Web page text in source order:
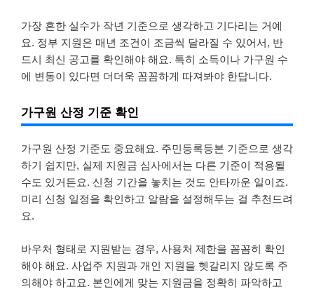
가장 흔한 실수가 작년 기준으로 생각하고 기다리는 거예
요. 정부 지원은 매년 조건이 조금씩 달라질 수 있어서, 반
드시 최신 공고를 확인해야 해요. 특히 소득이나 가구원 수
에 변동이 있다면 더더욱 꼼꼼하게 따져봐야 한답니다.
가구원 산정 기준 확인
가구원 산정 기준도 중요해요. 주민등록등본 기준으로 생각
하기 쉽지만, 실제 지원금 심사에서는 다른 기준이 적용될
수도 있거든요. 신청 기간을 놓치는 것도 안타까운 일이죠.
미리 신청 일정을 확인하고 알람을 설정해두는 걸 추천드려
요.
바우처 형태로 지원받는 경우, 사용처 제한을 꼼꼼히 확인
해야 해요. 사업주 지원과 개인 지원을 헷갈리지 않도록 주
의해야 하고요. 본인에게 맞는 지원금을 정확히 파악하고